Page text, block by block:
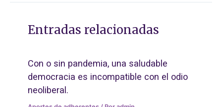
Entradas relacionadas
Con o sin pandemia, una saludable
democracia es incompatible con el odio
neoliberal.